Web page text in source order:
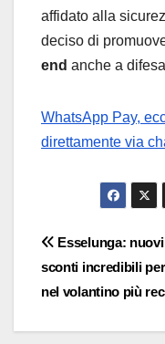
affidato alla
deciso di
end anche a
WhatsApp Pay,
direttamente via
articoli
Esselunga: nuovi
sconti incredibili
nel volantino più